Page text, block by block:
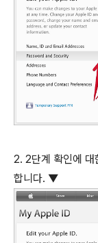
2. 2단계 확인에 대
합니다. ▼